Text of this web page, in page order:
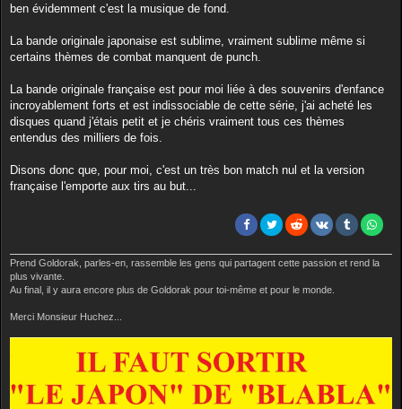
ben évidemment c'est la musique de fond.
La bande originale japonaise est sublime, vraiment sublime même si
certains thèmes de combat manquent de punch.
La bande originale française est pour moi liée à des souvenirs d'enfance
incroyablement forts et est indissociable de cette série, j'ai acheté les
disques quand j'étais petit et je chéris vraiment tous ces thèmes
entendus des milliers de fois.
Disons donc que, pour moi, c'est un très bon match nul et la version
française l'emporte aux tirs au but...
Prend Goldorak, parles-en, rassemble les gens qui partagent cette passion et rend la
plus vivante.
Au final, il y aura encore plus de Goldorak pour toi-même et pour le monde.
Merci Monsieur Huchez...